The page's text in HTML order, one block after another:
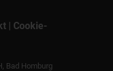
| Cookie-
Bad Homburg